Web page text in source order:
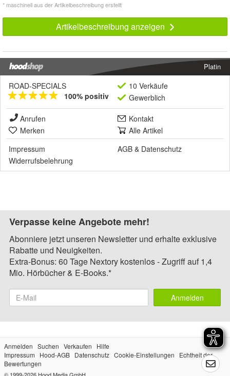
* maschinell aus der Artikelbeschreibung erstellt
Artikelbeschreibung anzeigen
Platin
ROAD-SPECIALS
100% positiv
10 Verkäufe
Gewerblich
Anrufen
Kontakt
Merken
Alle Artikel
Impressum
AGB & Datenschutz
Widerrufsbelehrung
Verpasse keine Angebote mehr!
Abonniere jetzt unseren Newsletter und erhalte exklusive
Rabatte und Neuigkeiten.
Extra-Bonus: 60 Tage Nextory kostenlos - Zugriff auf 1,4
Mio. Hörbücher & E-Books.*
Anmelden
Anmelden Suchen Verkaufen
Hilfe
Impressum
Hood-AGB Datenschutz Cookie-Einstellungen
Echtheit der
Bewertungen